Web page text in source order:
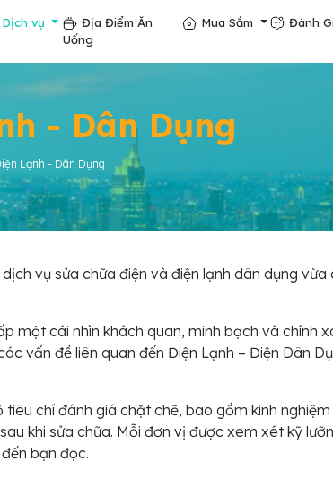
Dịch vụ
Địa Điểm Ăn
Uống
Mua Sắm Đánh
- Dân Dụng
Lạnh - Dân Dụng
vụ sửa chữa điện và điện lạnh dân dụng vừa
một cái nhìn khách quan, minh bạch và chính
vấn đề liên quan đến Điện Lạnh – Điện Dân
chí đánh giá chặt chẽ, bao gồm kinh
khi sửa chữa. Mỗi đơn vị được xem xét kỹ
bạn đọc.